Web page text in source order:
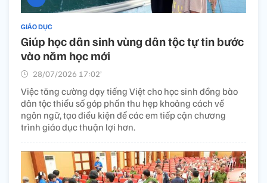
GIÁO DỤC
Giúp học dân sinh vùng dân tộc tự tin bước
vào năm học mới
28/07/2026 17:02’
Việc tăng cường dạy tiếng Việt cho học sinh đồng bào
dân tộc thiểu số góp phần thu hẹp khoảng cách về
ngôn ngữ, tạo điều kiện để các em tiếp cận chương
trình giáo dục thuận lợi hơn.